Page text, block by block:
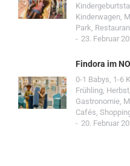
Kinderwagen,
Park,
23. Februar
Findora im
0-1 Babys, 1-6
Frühling, Herbst
Gastronomie,
Cafés,
20. Februar